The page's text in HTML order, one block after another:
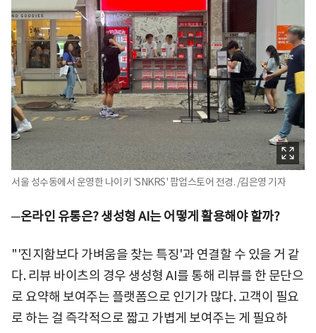
서울 성수동에서 운영한 나이키 'SNKRS' 팝업스토어 전경. /김은영 기자
─온라인 유통은? 생성형 AI는 어떻게 활용해야 할까?
"'진지함보다 가벼움을 찾는 특징'과 연결할 수 있을 거 같
다. 리뷰 바이츠의 경우 생성형 AI를 통해 리뷰를 한 문단으
로 요약해 보여주는 플랫폼으로 인기가 많다. 고객이 필요
로 하는 걸 즉각적으로 짧고 가볍게 보여주는 게 필요하